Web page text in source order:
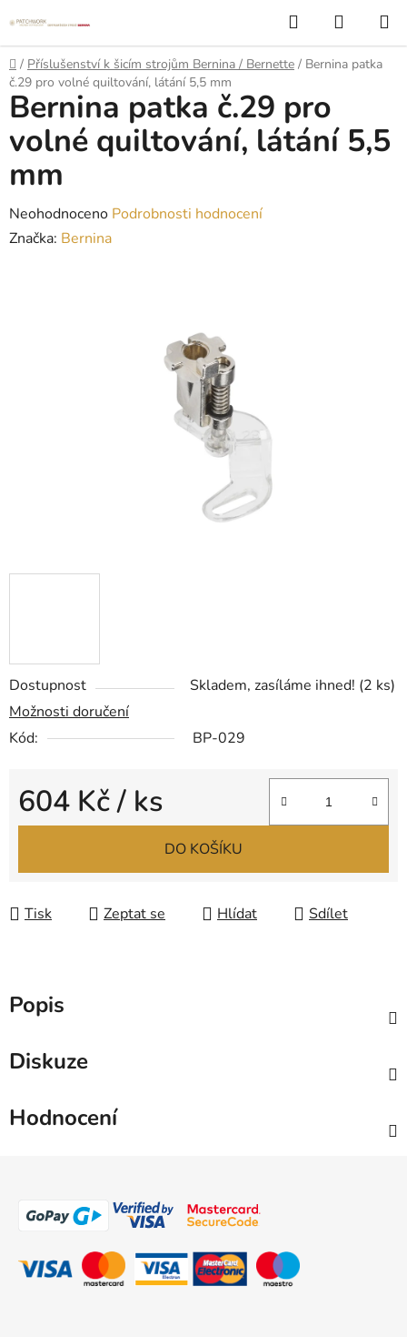
na
obsah
Hledat
KOŠÍK
Domů
/ Příslušenství k šicím strojům Bernina / Bernette / Bernina patka
č.29 pro volné quiltování, látání 5,5 mm
Dostupnost Skladem, zasíláme ihned! (2 ks)
Možnosti doručení
Kód:
BP-029
604 Kč/ ks
Měrná cena:
DO KOŠÍKU
Tisk Zeptat se Hlídat Sdílet
Bernina patka č.29 pro
volné quiltování, látání 5,5
mm
Průměrné
hodnocení
Neohodnoceno Podrobnosti hodnocení
Značka: Bernina
Popis
Diskuze
Hodnocení